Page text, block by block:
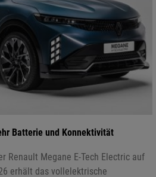
Batterie und Konnektivität
Renault Megane E-Tech Electric auf
erhält das vollelektrische